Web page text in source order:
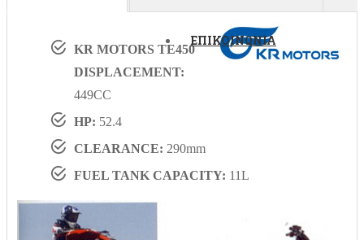
ΕΠΙΚΟΙΝΩΝΙΑ
KR MOTORS TE450
DISPLACEMENT:
449CC
HP: 52.4
CLEARANCE: 290mm
FUEL TANK CAPACITY: 11L